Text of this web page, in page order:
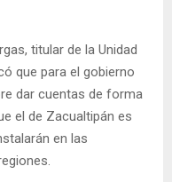
titular de la Unidad
que para el gobierno
dar cuentas de forma
el de Zacualtipán es
en las